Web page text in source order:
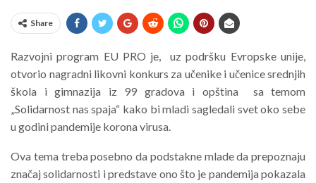
Share
Razvojni program EU PRO je, uz podršku Evropske unije,
otvorio nagradni likovni konkurs za učenike i učenice srednjih
škola i gimnazija iz 99 gradova i opština sa temom
„Solidarnost nas spaja“ kako bi mladi sagledali svet oko sebe
u godini pandemije korona virusa.
Ova tema treba posebno da podstakne mlade da prepoznaju
značaj solidarnosti i predstave ono što je pandemija pokazala